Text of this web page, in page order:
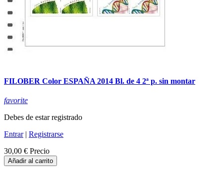
FILOBER Color ESPAÑA 2014 Bl. de 4 2ª p. sin montar
favorite
Debes de estar registrado
Entrar| Registrarse
30,00 € Precio
Añadir al carrito